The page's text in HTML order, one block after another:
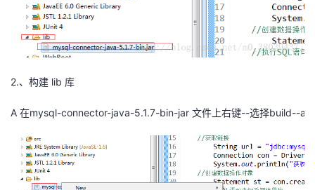
博
的
我
播
活
的
我
2.、构建 lib 库
A 在mysql-connector-java-5.1.7-bin-jar 文件上右键--选择build--